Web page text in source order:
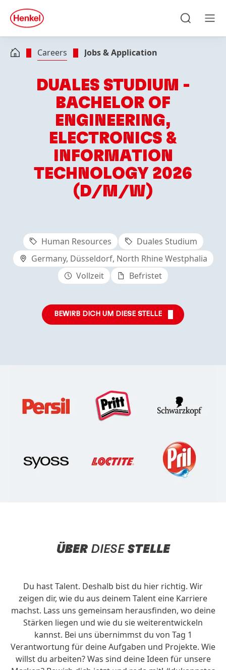
Skip to footer
quick
search
Careers Jobs & Application
DUALES STUDIUM -
BACHELOR OF
ENGINEERING,
ELECTRONICS &
INFORMATION
TECHNOLOGY 2026
(D/M/W)
Human Resources
Duales Studium
Germany, Düsseldorf, North Rhine Westphalia
Vollzeit
Befristet
BEWIRB DICH UM DIESE STELLE
ÜBER DIESE STELLE
Du hast Talent. Deshalb bist du hier richtig. Wir
zeigen dir, wie du aus deinem Talent eine Karriere
machst. Lass uns gemeinsam herausfinden, wo deine
Stärken liegen und wie du sie weiterentwickeln
kannst. Bei uns übernimmst du von Tag 1
Verantwortung für deine Aufgaben und Projekte. Wie
willst du arbeiten? Was sind deine Ideen für unsere